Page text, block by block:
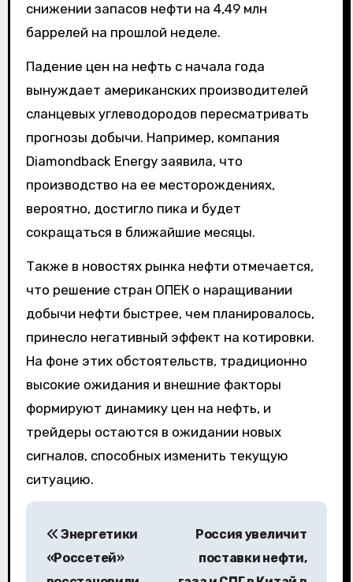
снижении запасов нефти на 4,49 млн
баррелей на прошлой неделе.
Падение цен на нефть с начала года
вынуждает американских производителей
сланцевых углеводородов пересматривать
прогнозы добычи. Например, компания
Diamondback Energy заявила, что
производство на ее месторождениях,
вероятно, достигло пика и будет
сокращаться в ближайшие месяцы.
Также в новостях рынка нефти отмечается,
что решение стран ОПЕК о наращивании
добычи нефти быстрее, чем планировалось,
принесло негативный эффект на котировки.
На фоне этих обстоятельств, традиционно
высокие ожидания и внешние факторы
формируют динамику цен на нефть, и
трейдеры остаются в ожидании новых
сигналов, способных изменить текущую
ситуацию.
Энергетики
«Россетей»
Россия увеличит
поставки нефти,